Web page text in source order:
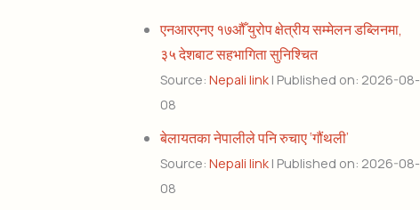
एनआरएनए १७औँ युरोप क्षेत्रीय सम्मेलन डब्लिनमा,
३५ देशबाट सहभागिता सुनिश्चित
Source: Nepali link Published on: 2026-08-
08
बेलायतका नेपालीले पनि रुचाए ‘गौंथली’
Source: Nepali link Published on: 2026-08-
08